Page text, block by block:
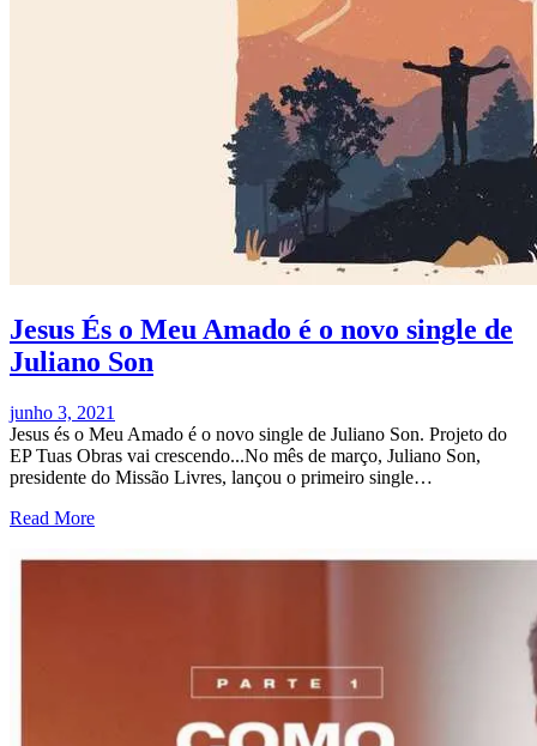
Jesus És o Meu Amado é o novo single de
Juliano Son
junho 3, 2021
Jesus és o Meu Amado é o novo single de Juliano Son. Projeto do
EP Tuas Obras vai crescendo...No mês de março, Juliano Son,
presidente do Missão Livres, lançou o primeiro single…
Read More